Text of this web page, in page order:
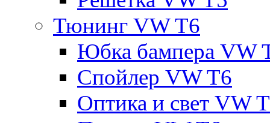
Тюнинг VW T6
Юбка бампера VW
Спойлер VW T6
Оптика и свет VW